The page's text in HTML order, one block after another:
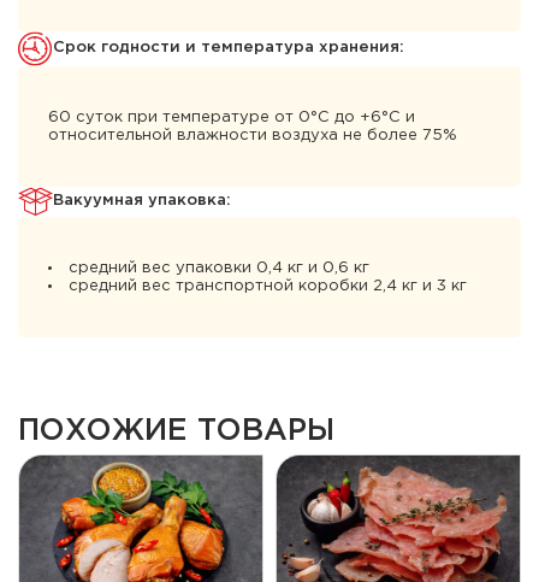
Cрок годности и температура хранения:
60 суток при температуре от 0°С до +6°С и
относительной влажности воздуха не более 75%
Вакуумная упаковка:
средний вес упаковки 0,4 кг и 0,6 кг
средний вес транспортной коробки 2,4 кг и 3 кг
ПОХОЖИЕ ТОВАРЫ